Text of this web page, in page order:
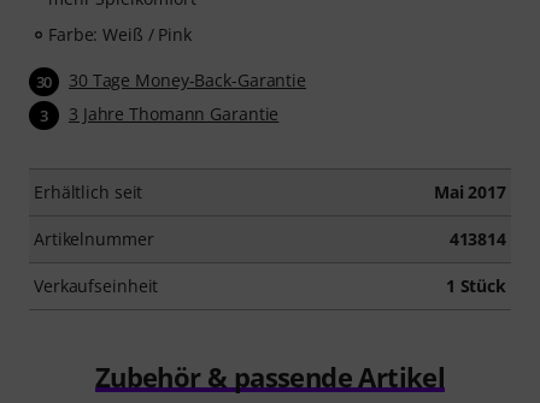
Farbe: Weiß / Pink
30 30 Tage Money-Back-Garantie
3 3 Jahre Thomann Garantie
Erhältlich seit Mai 2017
Artikelnummer 413814
Verkaufseinheit 1 Stück
Zubehör & passende Artikel